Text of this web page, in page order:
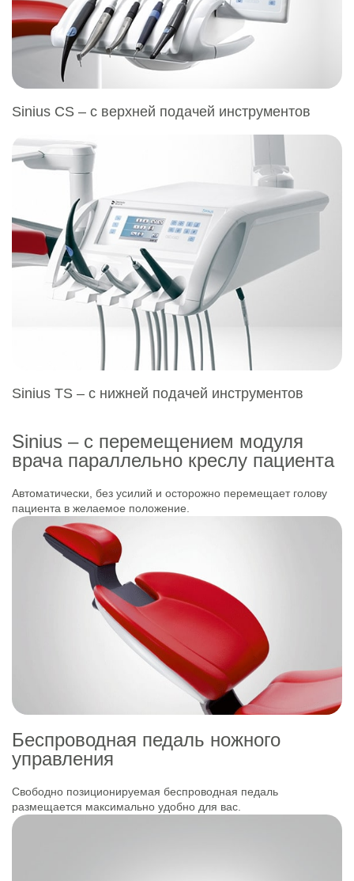
Sinius CS – с верхней подачей инструментов
Sinius TS – с нижней подачей инструментов
Sinius – с перемещением модуля
врача параллельно креслу пациента
Автоматически, без усилий и осторожно перемещает голову
пациента в желаемое положение.
Беспроводная педаль ножного
управления
Свободно позиционируемая беспроводная педаль
размещается максимально удобно для вас.